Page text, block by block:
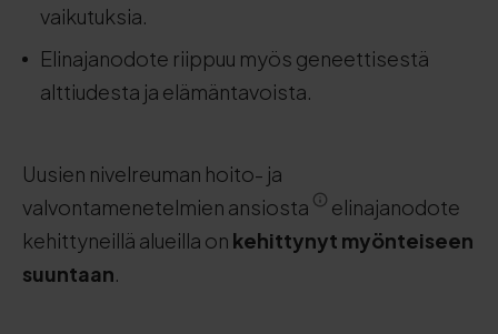
vaikutuksia.
Elinajanodote riippuu myös geneettisestä
alttiudesta ja elämäntavoista.
Uusien nivelreuman hoito- ja
valvontamenetelmien ansiosta
elinajanodote
kehittyneillä alueilla on kehittynyt myönteiseen
suuntaan.